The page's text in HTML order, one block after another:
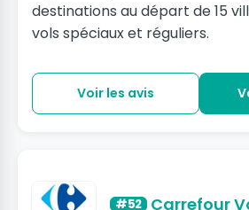
destinations au départ de 15
vols spéciaux et réguliers.
Voir les avis
#52 Carrefour